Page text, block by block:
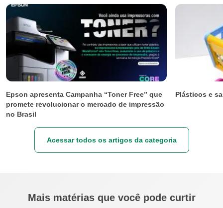
Epson apresenta Campanha “Toner Free” que
promete revolucionar o mercado de impressão
no Brasil
Plásticos e
Acessar todos os artigos da categoria
Mais matérias que você pode curtir